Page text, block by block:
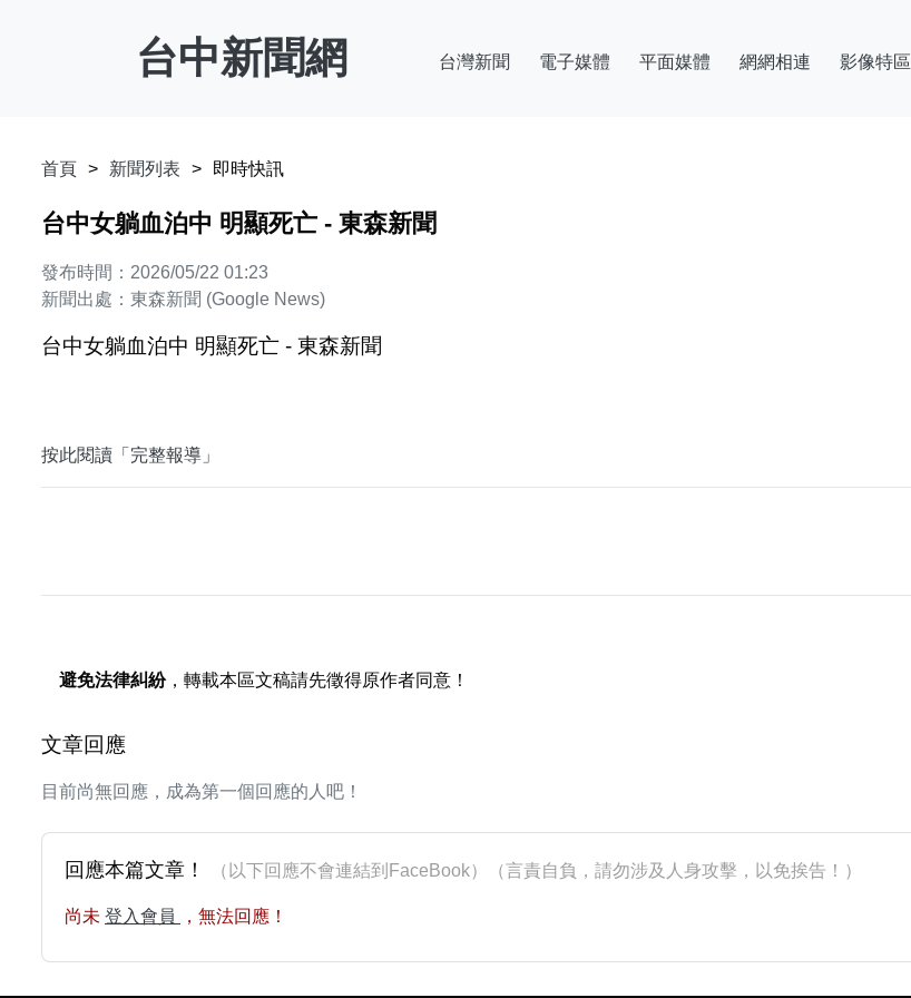
台中新聞網 台灣新聞 電子媒體 平面媒體 網網相連 影像特區
首頁 新聞列表 即時快訊
台中女躺血泊中 明顯死亡 - 東森新聞
發布時間：2026/05/22 01:23
新聞出處：東森新聞 (Google News)
台中女躺血泊中 明顯死亡 - 東森新聞
按此閱讀「完整報導」
避免法律糾紛，轉載本區文稿請先徵得原作者同意！
文章回應
目前尚無回應，成為第一個回應的人吧！
回應本篇文章！ （以下回應不會連結到FaceBook）（言責自負，請勿涉及人身攻擊，以免挨告！）
尚未 登入會員 ，無法回應！